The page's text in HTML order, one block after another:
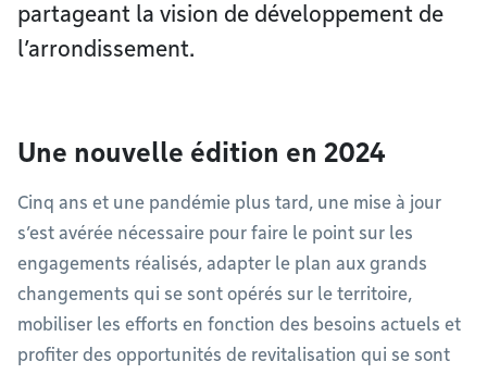
partageant la vision de développement de
l’arrondissement.
Une nouvelle édition en 2024
Cinq ans et une pandémie plus tard, une mise à jour
s’est avérée nécessaire pour faire le point sur les
engagements réalisés, adapter le plan aux grands
changements qui se sont opérés sur le territoire,
mobiliser les efforts en fonction des besoins actuels et
profiter des opportunités de revitalisation qui se sont